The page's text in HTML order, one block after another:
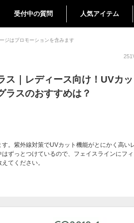
受付中の質問 人気アイテム
ジはプロモーションを含みます
251
ス｜レディース向け！UVカ
ラスのおすすめは？
。紫外線対策でUVカット機能がとにかく高い
ずっとつけているので、フェイスラインにフ
てください。